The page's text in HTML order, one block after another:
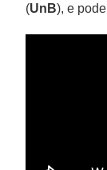
(UnB), e